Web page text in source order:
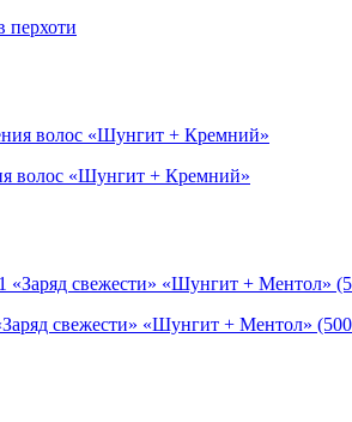
перхоти
волос «Шунгит + Кремний»
свежести» «Шунгит + Ментол»